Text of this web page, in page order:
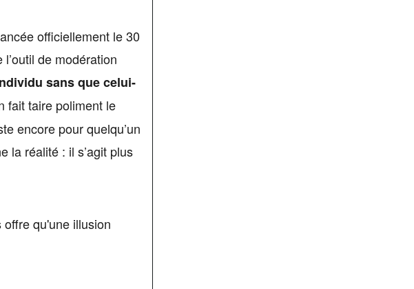
officiellement le 30
de modération
sans que celui-
fait taire poliment le
encore pour quelqu’un
la réalité : il s’agit plus
qu'une illusion